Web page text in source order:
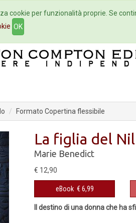
Autori Eventi
Formato Copertina flessibile
La figlia del
Marie Benedict
€ 12,90
eBook € 6,99
Il destino di una donna che ha
cookie per funzionalità proprie. Se
OK